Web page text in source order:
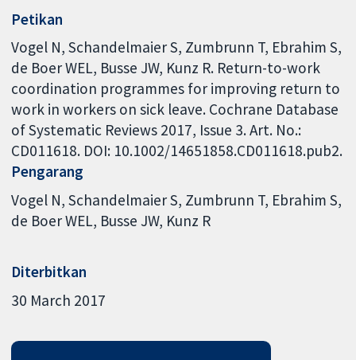
Petikan
Vogel N, Schandelmaier S, Zumbrunn T, Ebrahim S,
de Boer WEL, Busse JW, Kunz R. Return-to-work
coordination programmes for improving return to
work in workers on sick leave. Cochrane Database
of Systematic Reviews 2017, Issue 3. Art. No.:
CD011618. DOI: 10.1002/14651858.CD011618.pub2.
Pengarang
Vogel N Schandelmaier S Zumbrunn T Ebrahim S
de Boer WEL Busse JW Kunz R
Diterbitkan
30 March 2017